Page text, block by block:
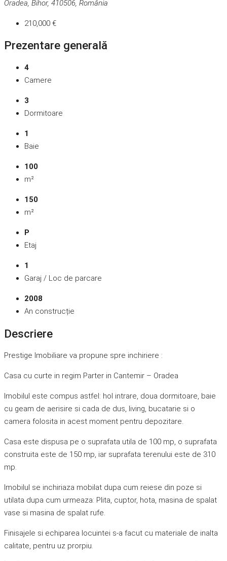
Oradea, Bihor, 410506, România
210,000 €
Prezentare generală
4
Camere
3
Dormitoare
1
Baie
100
m²
150
m²
P
Etaj
1
Garaj / Loc de parcare
2008
An construcție
Descriere
Prestige Imobiliare va propune spre inchiriere :
Casa cu curte in regim Parter in Cantemir – Oradea
Imobilul este compus astfel: hol intrare, doua dormitoare, baie
cu geam de aerisire si cada de dus, living, bucatarie si o
camera folosita in acest moment pentru depozitare.
Casa este dispusa pe o suprafata utila de 100 mp, o suprafata
construita este de 150 mp, iar suprafata terenului este de 310
mp.
Imobilul se inchiriaza mobilat dupa cum reiese din poze si
utilata dupa cum urmeaza: Plita, cuptor, hota, masina de spalat
vase si masina de spalat rufe.
Finisajele si echiparea locuintei s-a facut cu materiale de inalta
calitate, pentru uz prorpiu.